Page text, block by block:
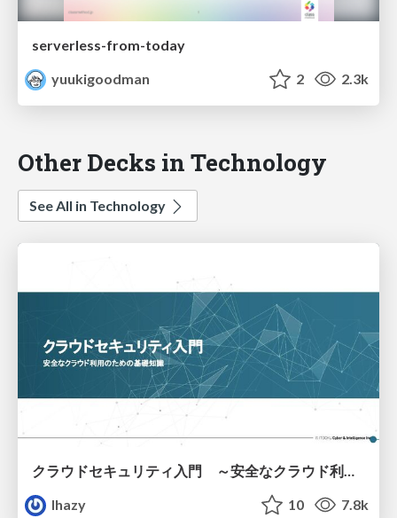
serverless-from-today
yuukigoodman
2 2.3k
Other Decks in Technology
See All in Technology
lhazy
10 7.8k